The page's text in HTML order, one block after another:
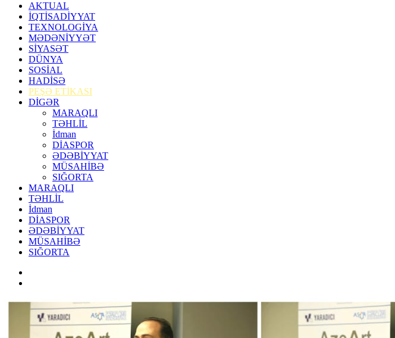
AKTUAL
İQTİSADİYYAT
TEXNOLOGİYA
MƏDƏNİYYƏT
SİYASƏT
DÜNYA
SOSİAL
HADİSƏ
PEŞƏ ETİKASI
DİGƏR
MARAQLI
TƏHLİL
İdman
DİASPOR
ƏDƏBİYYAT
MÜSAHİBƏ
SIĞORTA
MARAQLI
TƏHLİL
İdman
DİASPOR
ƏDƏBİYYAT
MÜSAHİBƏ
SIĞORTA